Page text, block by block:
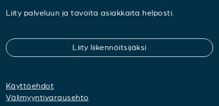
Liity palveluun ja tavoita asiakkaita helposti.
Liity liikennöitsijäksi
Käyttöehdot
Välimyyntivarausehto